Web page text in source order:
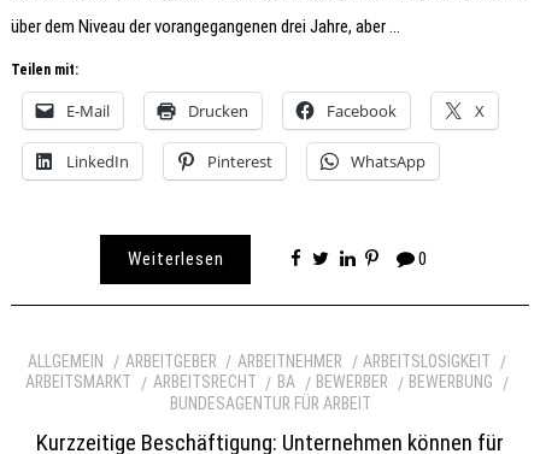
über dem Niveau der vorangegangenen drei Jahre, aber …
Teilen mit:
E-Mail Drucken Facebook X
LinkedIn Pinterest WhatsApp
Weiterlesen 0
ALLGEMEIN ARBEITGEBER ARBEITNEHMER
ARBEITSLOSIGKEIT
ARBEITSMARKT
ARBEITSRECHT BA BEWERBER
BEWERBUNG
BUNDESAGENTUR FÜR ARBEIT
Kurzzeitige Beschäftigung: Unternehmen können für